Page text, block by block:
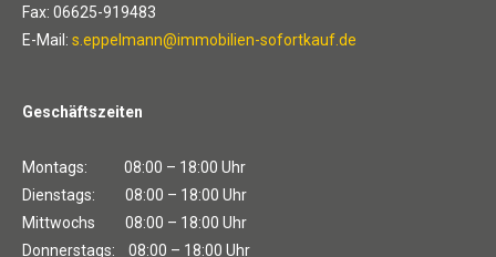
Fax: 06625-919483
E-Mail: s.eppelmann@immobilien-sofortkauf.de
Geschäftszeiten
Montags: 08:00 – 18:00 Uhr
Dienstags: 08:00 – 18:00 Uhr
Mittwochs 08:00 – 18:00 Uhr
Donnerstags: 08:00 – 18:00 Uhr